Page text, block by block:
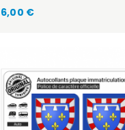
6,00 €